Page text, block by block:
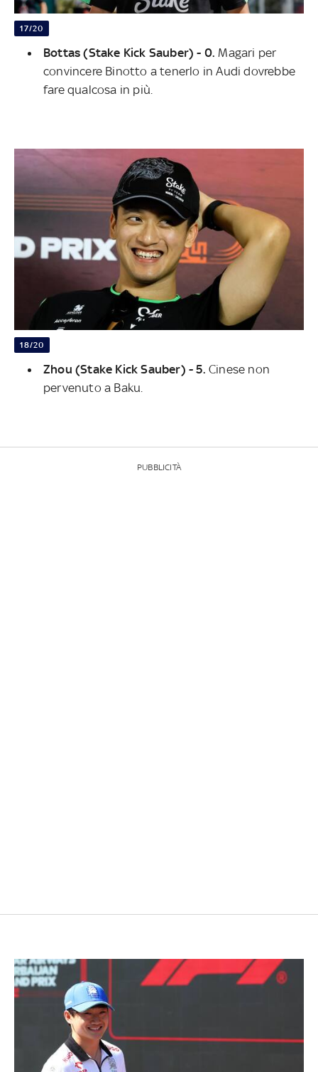
17/20
Bottas (Stake Kick Sauber) - 0.Magari per
convincere Binotto a tenerlo in Audi dovrebbe
fare qualcosa in più.
18/20
Zhou (Stake Kick Sauber) - 5. Cinese non
pervenuto a Baku.
PUBBLICITÀ